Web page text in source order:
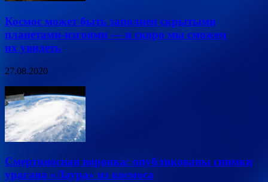
Космос может быть заполнен скрытыми
планетами-изгоями — и скоро мы сможем
их увидеть
27.08.2020
Смертоносная воронка: опубликованы снимки
урагана «Лаура» из космоса